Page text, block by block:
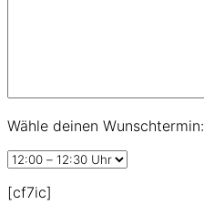
Wähle deinen Wunschtermin:
[cf7ic]